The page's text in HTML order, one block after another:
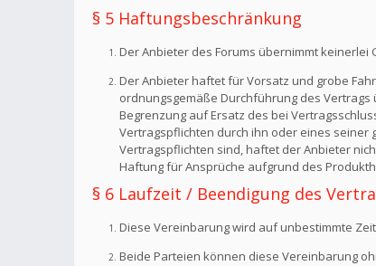
§ 5 Haftungsbeschränkung
Der Anbieter des Forums übernimmt
Der Anbieter haftet für Vorsatz und grobe
ordnungsgemäße Durchführung des
Begrenzung auf Ersatz des bei
Vertragspflichten durch ihn oder eines seiner
Vertragspflichten sind, haftet der Anbieter
Haftung für Ansprüche aufgrund des
§ 6 Laufzeit / Beendigung des
Diese Vereinbarung wird auf unbestimmte
Beide Parteien können diese Vereinbarung